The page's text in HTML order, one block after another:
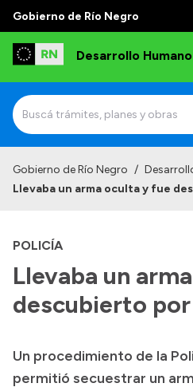
Gobierno de Río Negro
Desarrollo Humano
Misión
Delegaciones
Normativa
Transparencia
Gobierno de Río Negro /
Llevaba un arma oculta y fue
POLICÍA
Llevaba un
descubierto
Un procedimiento de la
permitió secuestrar un